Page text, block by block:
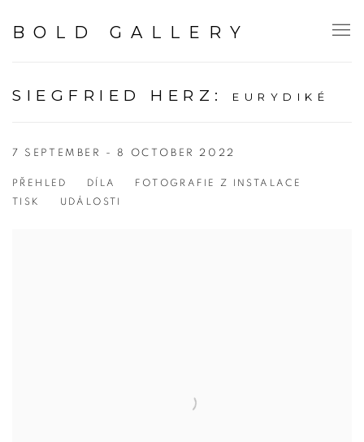
BOLD GALLERY
SIEGFRIED HERZ : EURYDIKÉ
7 SEPTEMBER - 8 OCTOBER 2022
PŘEHLED DÍLA
FOTOGRAFIE Z INSTALACE
TISK
UDÁLOSTI